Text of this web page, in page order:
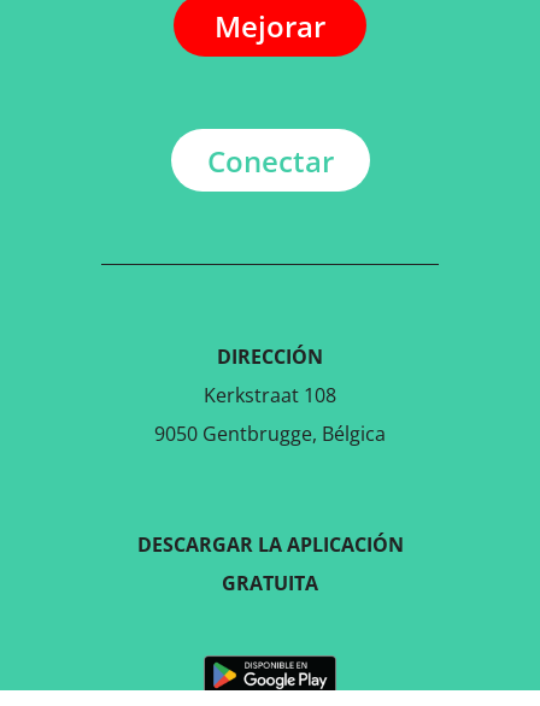
Mejorar
Conectar
DIRECCIÓN
Kerkstraat 108
9050 Gentbrugge, Bélgica
DESCARGAR LA APLICACIÓN
GRATUITA